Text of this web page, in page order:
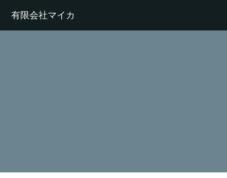
有限会社マイカ